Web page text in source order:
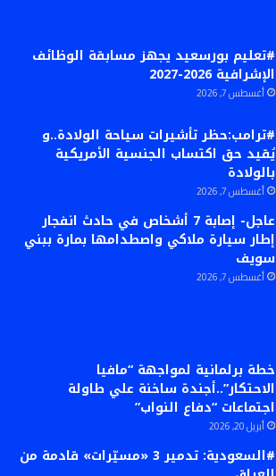
#تعليم بورسعيد يجهز مسابقة الوظائف
الإشرافية 2026-2027
أغسطس 7, 2026
#ترامب:حظر تأشيرات سياحة الولادة..و
يُقيد حق اكتساب الجنسية الأمريكية
بالولادة
أغسطس 7, 2026
عاجل- إصابة 7 أشخاص في حادث انفجار
إطار سيارة ملاكي واصطدامها بمارة ببني
سويف
أغسطس 7, 2026
خطة برلمانية لمواجهة “مافيا
الاحتكار”..أجندة ساخنة علي طاولة
اجتماعات “دفاع النواب”
أبريل 20, 2026
#السعودية: تدمير 3 «مسيّرات» قادمة من